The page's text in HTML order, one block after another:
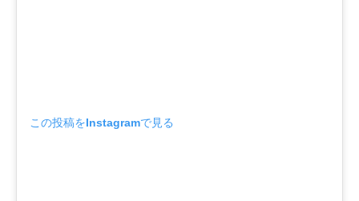
この投稿をInstagramで見る